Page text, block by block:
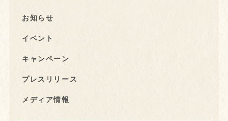
お知らせ
イベント
キャンペーン
プレスリリース
メディア情報